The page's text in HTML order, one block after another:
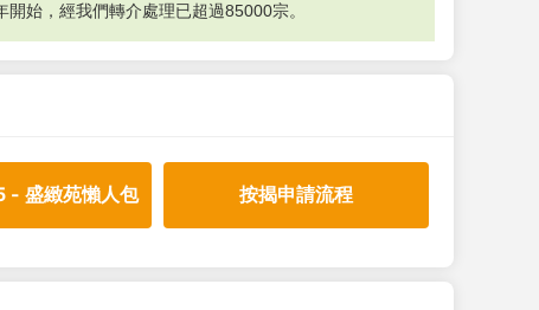
始，經我們轉介處理已超過85000宗。
- 盛緻苑懶人包 按揭申請流程